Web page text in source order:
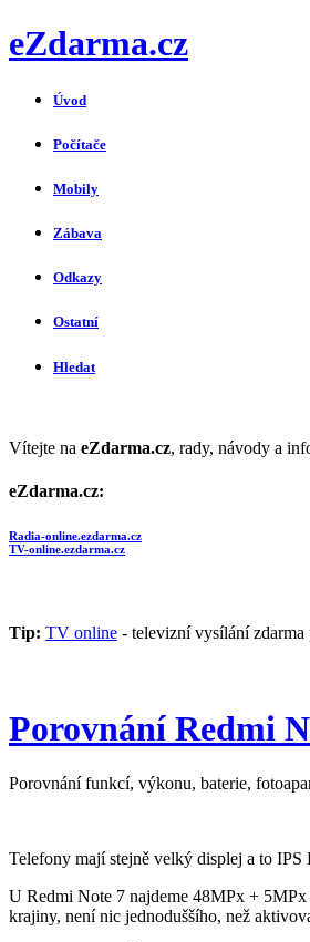
eZdarma.cz
Úvod
Počítače
Mobily
Zábava
Odkazy
Ostatní
Hledat
Vítejte na eZdarma.cz, rady, návody a
eZdarma.cz:
Radia-online.ezdarma.cz
TV-online.ezdarma.cz
Tip: TV online - televizní vysílání zdarma
Porovnání Redmi
Porovnání funkcí, výkonu, baterie,
Telefony mají stejně velký displej a to
U Redmi Note 7 najdeme 48MPx +
krajiny, není nic jednoduššího, než